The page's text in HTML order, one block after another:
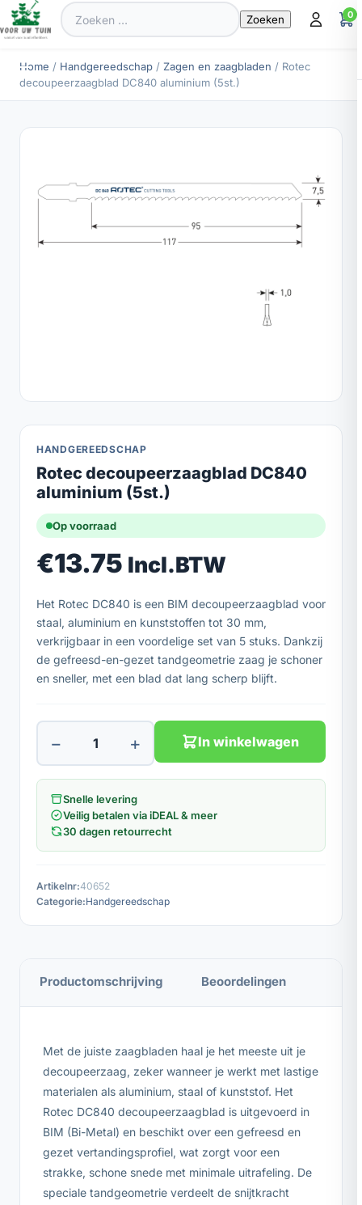
Zoeken
naar:
0
Home / Handgereedschap / Zagen en zaagbladen / Rotec
decoupeerzaagblad DC840 aluminium (5st.)
HANDGEREEDSCHAP
Rotec decoupeerzaagblad DC840
aluminium (5st.)
Op voorraad
€13.75 Incl.BTW
Het Rotec DC840 is een BIM decoupeerzaagblad voor
staal, aluminium en kunststoffen tot 30 mm,
verkrijgbaar in een voordelige set van 5 stuks. Dankzij
de gefreesd-en-gezet tandgeometrie zaag je schoner
en sneller, met een blad dat lang scherp blijft.
− + In winkelwagen
Snelle levering
Veilig betalen via iDEAL & meer
30 dagen retourrecht
Artikelnr:40652
Categorie:Handgereedschap
Productomschrijving Beoordelingen
Met de juiste zaagbladen haal je het meeste uit je
decoupeerzaag, zeker wanneer je werkt met lastige
materialen als aluminium, staal of kunststof. Het
Rotec DC840 decoupeerzaagblad is uitgevoerd in
BIM (Bi-Metal) en beschikt over een gefreesd en
gezet vertandingsprofiel, wat zorgt voor een
strakke, schone snede met minimale uitrafeling. De
speciale tandgeometrie verdeelt de snijtkracht